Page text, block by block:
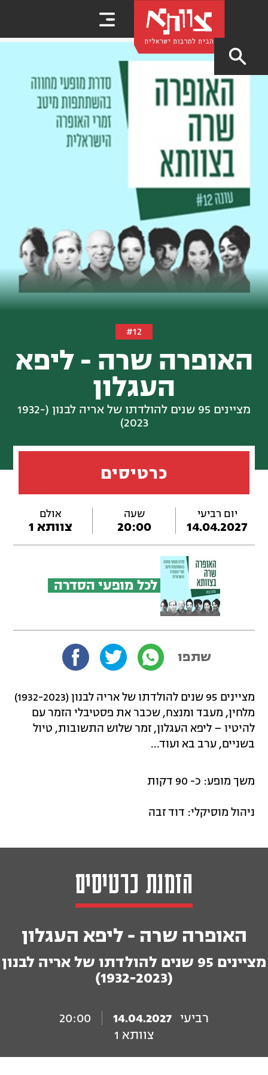
#12
האופרה שרה - ליפא
העגלון
מציינים 95 שנים להולדתו של אריה לבנון (1932-
2023)
כרטיסים
יום רביעי
14.04.2027
שעה
20:00
אולם
צוותא 1
לכל מופעי הסדרה
שתפו
מציינים 95 שנים להולדתו של אריה לבנון (1932-2023)
מלחין, מעבד ומנצח, שכבר את פסטיבלי הזמר עם
להיטיו – ליפא העגלון, זמר שלוש התשובות, טיול
בשניים, ערב בא ועוד...
משך מופע: כ- 90 דקות
ניהול מוסיקלי: דוד זבה
הזמנת כרטיסים
האופרה שרה - ליפא העגלון
מציינים 95 שנים להולדתו של אריה לבנון
(1932-2023)
רביעי 14.04.2027
20:00
צוותא 1